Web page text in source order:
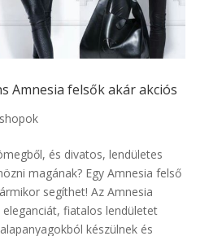
Amnesia felsők akár akciós
és divatos, lendületes
magának? Egy Amnesia felső
segíthet! Az Amnesia
fiatalos lendületet
készülnek és